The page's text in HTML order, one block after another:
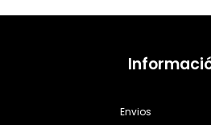
Envios